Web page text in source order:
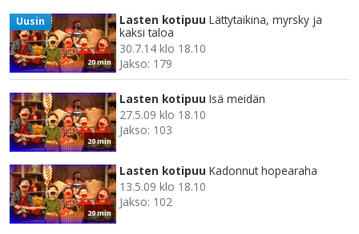
20 min
Uusin Lasten kotipuu Lättytaikina, myrsky ja
kaksi taloa
30.7.14 klo 18.10
Jakso: 179
20 min
Lasten kotipuu Isä meidän
27.5.09 klo 18.10
Jakso: 103
20 min
Lasten kotipuu Kadonnut hopearaha
13.5.09 klo 18.10
Jakso: 102